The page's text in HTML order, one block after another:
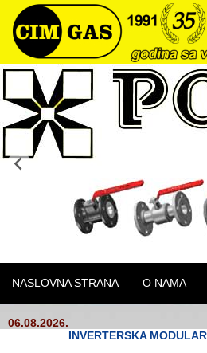
NASLOVNA STRANA O NAMA
06.08.2026.
INVERTERSKA